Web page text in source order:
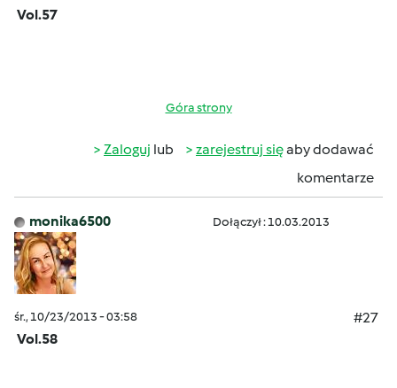
Vol.57
Góra strony
Zaloguj lub zarejestruj sięaby dodawać
komentarze
monika6500 Dołączył : 10.03.2013
śr., 10/23/2013 - 03:58
#27
Vol.58